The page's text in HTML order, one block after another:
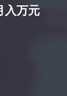
入万元